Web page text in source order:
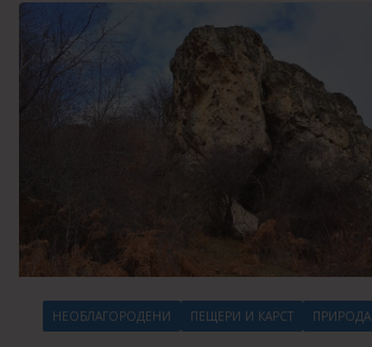
НЕОБЛАГОРОДЕНИ ПЕЩЕРИ И КАРСТ ПРИРОДА